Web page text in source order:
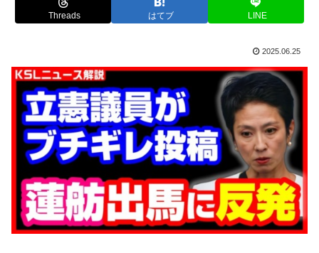
Threads はてブ LINE
2025.06.25